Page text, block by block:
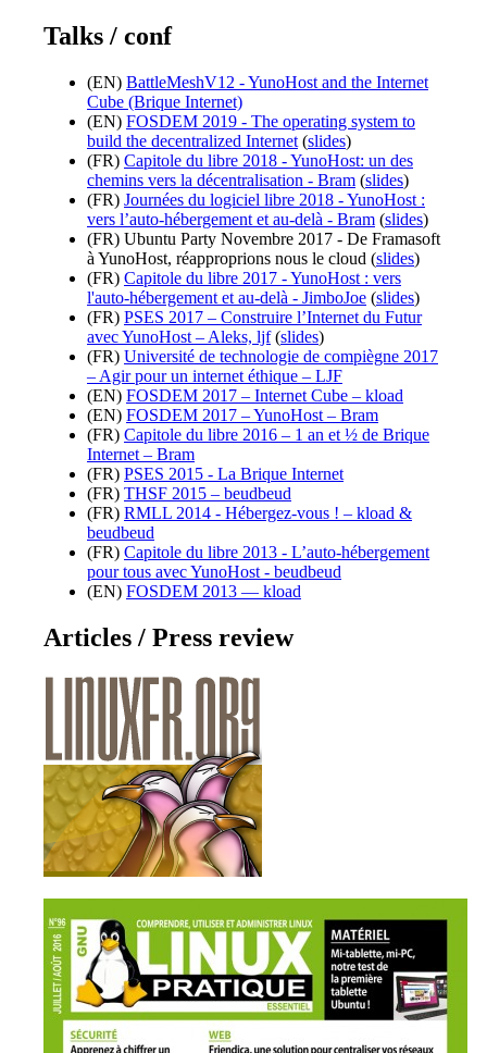
Talks / conf
(EN) BattleMeshV12 - YunoHost and the Internet
Cube (Brique Internet)
(EN) FOSDEM 2019 - The operating system to
build the decentralized Internet (slides)
(FR) Capitole du libre 2018 - YunoHost: un des
chemins vers la décentralisation - Bram (slides)
(FR) Journées du logiciel libre 2018 - YunoHost :
vers l’auto-hébergement et au-delà - Bram (slides)
(FR) Ubuntu Party Novembre 2017 - De Framasoft
à YunoHost, réapproprions nous le cloud (slides)
(FR) Capitole du libre 2017 - YunoHost : vers
l'auto-hébergement et au-delà - JimboJoe (slides)
(FR) PSES 2017 – Construire l’Internet du Futur
avec YunoHost – Aleks, ljf(slides)
(FR) Université de technologie de compiègne 2017
– Agir pour un internet éthique – LJF
(EN) FOSDEM 2017 – Internet Cube – kload
(EN) FOSDEM 2017 – YunoHost – Bram
(FR) Capitole du libre 2016 – 1 an et ½ de Brique
Internet – Bram
(FR) PSES 2015 - La Brique Internet
(FR) THSF 2015 – beudbeud
(FR) RMLL 2014 - Hébergez-vous ! – kload &
beudbeud
(FR) Capitole du libre 2013 - L’auto-hébergement
pour tous avec YunoHost - beudbeud
(EN) FOSDEM 2013 — kload
Articles / Press review